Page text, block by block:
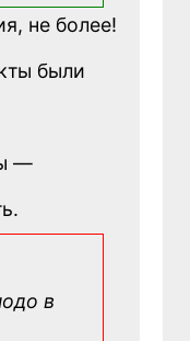
не более!
были
—
в